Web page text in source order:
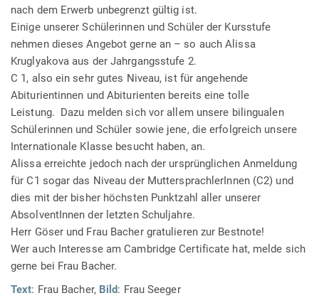
nach dem Erwerb unbegrenzt gültig ist.
Einige unserer Schülerinnen und Schüler der Kursstufe
nehmen dieses Angebot gerne an – so auch Alissa
Kruglyakova aus der Jahrgangsstufe 2.
C 1, also ein sehr gutes Niveau, ist für angehende
Abiturientinnen und Abiturienten bereits eine tolle
Leistung. Dazu melden sich vor allem unsere bilingualen
Schülerinnen und Schüler sowie jene, die erfolgreich unsere
Internationale Klasse besucht haben, an.
Alissa erreichte jedoch nach der ursprünglichen Anmeldung
für C1 sogar das Niveau der MuttersprachlerInnen (C2) und
dies mit der bisher höchsten Punktzahl aller unserer
AbsolventInnen der letzten Schuljahre.
Herr Göser und Frau Bacher gratulieren zur Bestnote!
Wer auch Interesse am Cambridge Certificate hat, melde sich
gerne bei Frau Bacher.
Text: Frau Bacher, Bild: Frau Seeger